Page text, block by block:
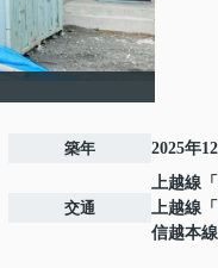
築年 2025年
交通
上越線 「
上越線 「
信越本線